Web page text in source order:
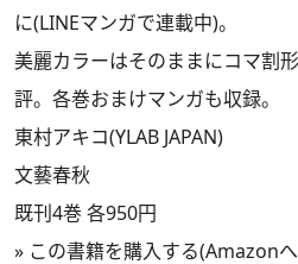
に(LINEマンガで連載中)。
美麗カラーはそのままにコマ割
評。各巻おまけマンガも収録。
東村アキコ(YLAB JAPAN)
文藝春秋
既刊4巻 各950円
» この書籍を購入する(Amazon